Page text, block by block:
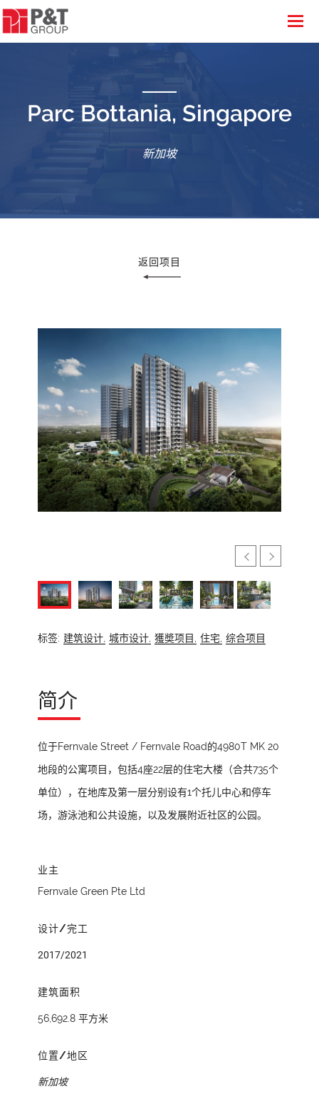
Parc Bottania, Singapore
新加坡
返回项目
标签: 建筑设计, 城市设计, 獲奬项目, 住宅, 综合项目
简介
位于Fernvale Street / Fernvale Road的4980T MK 20
地段的公寓项目，包括4座22层的住宅大楼（合共735个
单位），在地库及第一层分别设有1个托儿中心和停车
场，游泳池和公共设施，以及发展附近社区的公园。
业主
Fernvale Green Pte Ltd
设计/完工
2017/2021
建筑面积
56,692.8 平方米
位置/地区
新加坡